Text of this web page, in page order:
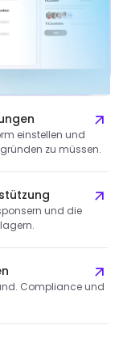
einstellen und
zu müssen.
und die
Compliance und